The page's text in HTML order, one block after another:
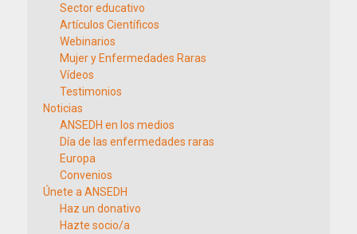
Sector educativo
Artículos Científicos
Webinarios
Mujer y Enfermedades Raras
Vídeos
Testimonios
Noticias
ANSEDH en los medios
Día de las enfermedades raras
Europa
Convenios
Únete a ANSEDH
Haz un donativo
Hazte socio/a